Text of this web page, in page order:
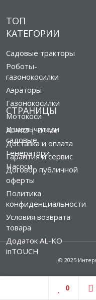
ТОП
КАТЕГОРИИ
Садовые тракторы
Роботы-
газонокосилки
Аэраторы
Газонокосилки
Мотокоси
Измельчители
садовые
Генератори
Насоси
СТРАНИЦЫ
AL-KO | О нас
Доставка и оплата
Гарантия и сервис
Договор публичной
оферты
Политика
конфиденциальности
Условия возврата
товара
Додаток AL-KO
inTOUCH
© 2025
0